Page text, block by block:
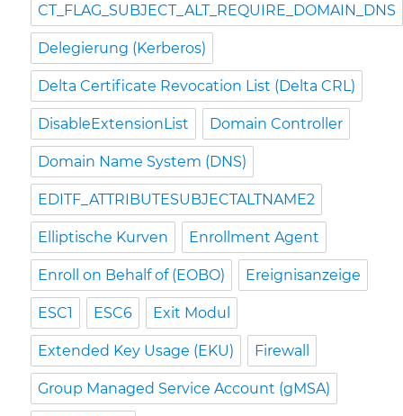
CT_FLAG_SUBJECT_ALT_REQUIRE_DOMAIN_DNS
Delegierung (Kerberos)
Delta Certificate Revocation List (Delta CRL)
DisableExtensionList Domain Controller
Domain Name System (DNS)
EDITF_ATTRIBUTESUBJECTALTNAME2
Elliptische Kurven Enrollment Agent
Enroll on Behalf of (EOBO) Ereignisanzeige
ESC1 ESC6 Exit Modul
Extended Key Usage (EKU) Firewall
Group Managed Service Account (gMSA)